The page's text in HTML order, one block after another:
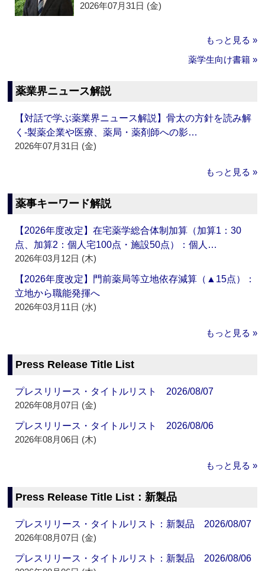
2026年07月31日 (金)
もっと見る »
薬学生向け書籍 »
薬業界ニュース解説
【対話で学ぶ薬業界ニュース解説】骨太の方針を読み解
く‐製薬企業や医療、薬局・薬剤師への影…
2026年07月31日 (金)
もっと見る »
薬事キーワード解説
【2026年度改定】在宅薬学総合体制加算（加算1：30
点、加算2：個人宅100点・施設50点）：個人…
2026年03月12日 (木)
【2026年度改定】門前薬局等立地依存減算（▲15点）：
立地から職能発揮へ
2026年03月11日 (水)
もっと見る »
Press Release Title List
プレスリリース・タイトルリスト 2026/08/07
2026年08月07日 (金)
プレスリリース・タイトルリスト 2026/08/06
2026年08月06日 (木)
もっと見る »
Press Release Title List：新製品
プレスリリース・タイトルリスト：新製品 2026/08/07
2026年08月07日 (金)
プレスリリース・タイトルリスト：新製品 2026/08/06